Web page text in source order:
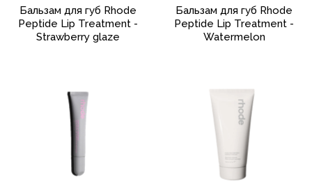
Бальзам для губ Rhode
Peptide Lip Treatment -
Strawberry glaze
Бальзам для губ Rhode
Peptide Lip Treatment -
Watermelon